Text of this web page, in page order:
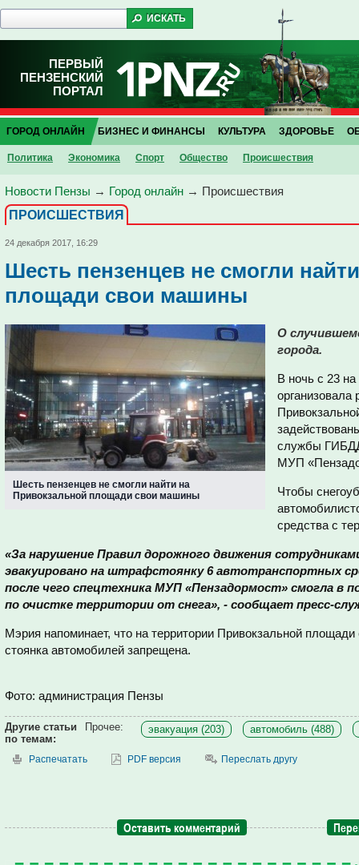
ПЕРВЫЙ
ПЕНЗЕНСКИЙ
ПОРТАЛ
ГОРОД ОНЛАЙН
Политика Экономика Спорт Общество Проиcшествия
БИЗНЕС И ФИНАНСЫ КУЛЬТУРА ЗДОРОВЬЕ
Новости Пензы → Город онлайн → Проиcшествия
ПРОИCШЕСТВИЯ
24 декабря 2017, 16:29
Шесть пензенцев не смогли
площади свои машины
Шесть пензенцев не смогли найти на
Привокзальной площади свои машины
О
города.
В ночь с 23
организовала
службы
МУП
Чтобы
средства с
«За нарушение Правил дорожного движения
эвакуировано на штрафстоянку 6 автотранспортных
после чего спецтехника МУП «Пензадормост» смогла в
по очистке территории от снега», - сообщает пресс-
Мэрия напоминает, что на территории Привокзальной
стоянка автомобилей запрещена.
Фото: администрация Пензы
Другие статьи
по темам:
Прочее: эвакуация (203) автомобиль (488)
Распечатать PDF версия Переслать другу
Оставить комментарий